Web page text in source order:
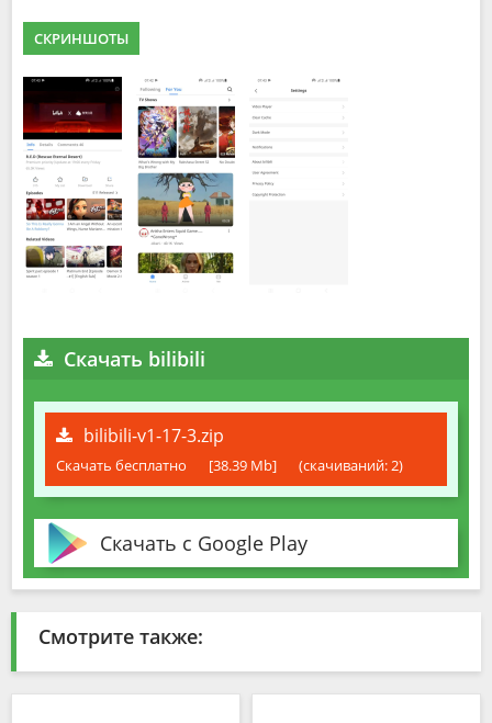
СКРИНШОТЫ
Скачать bilibili
bilibili-v1-17-3.zip
Скачать бесплатно [38.39 Mb] (cкачиваний: 2)
Скачать с Google Play
Смотрите также: